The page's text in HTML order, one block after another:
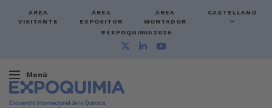
ÁREA
VISITANTE
ÁREA
EXPOSITOR
ÁREA
MONTADOR
CASTELLANO
#EXPOQUIMIA2026
Menú